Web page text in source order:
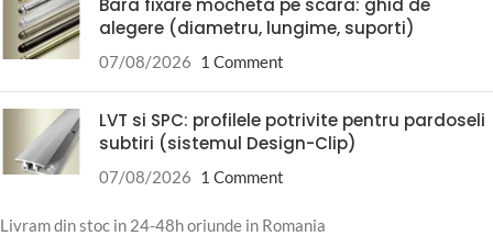
alegere (diametru, lungime, suporti)
07/08/2026 1 Comment
LVT si SPC: profilele potrivite pentru pardoseli
subtiri (sistemul Design-Clip)
07/08/2026 1 Comment
Livram din stoc in 24-48h oriunde in Romania